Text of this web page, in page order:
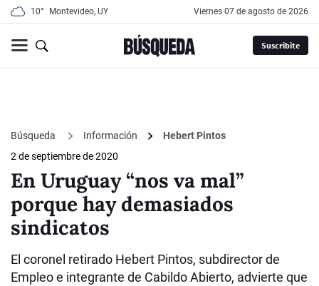
10° Montevideo, UY viernes 07 de agosto de 2026
Suscribite
Búsqueda Información
Hebert Pintos
2 de septiembre de 2020
En Uruguay “nos va mal”
porque hay demasiados
sindicatos
El coronel retirado Hebert Pintos, subdirector de
Empleo e integrante de Cabildo Abierto, advierte que